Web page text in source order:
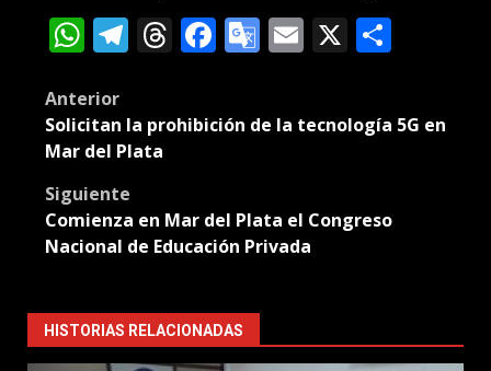
WhatsApp
Telegram
Threads
Facebook
Google
Email
X
Post
navigation
Anterior
Solicitan la prohibición de la tecnología 5G en
Mar del Plata
Siguiente
Comienza en Mar del Plata el Congreso
Nacional de Educación Privada
HISTORIAS RELACIONADAS